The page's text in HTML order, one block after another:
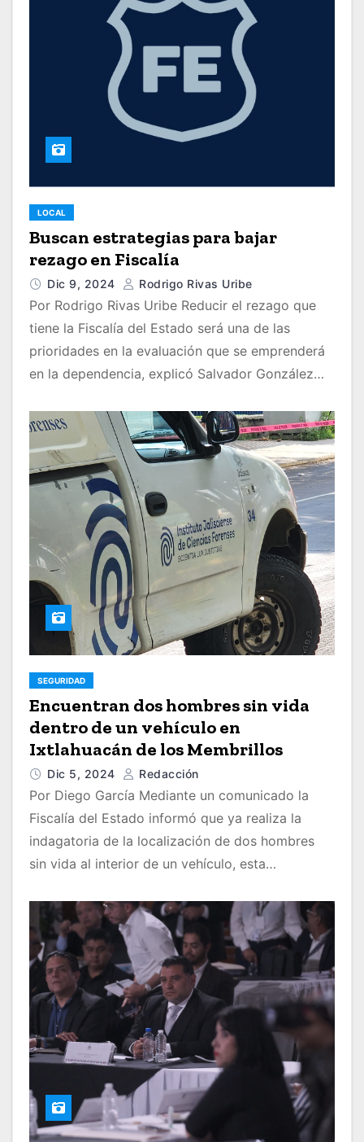
LOCAL
Buscan estrategias para bajar
rezago en Fiscalía
Dic 9, 2024 Rodrigo Rivas Uribe
Por Rodrigo Rivas Uribe Reducir el rezago que
tiene la Fiscalía del Estado será una de las
prioridades en la evaluación que se emprenderá
en la dependencia, explicó Salvador González…
SEGURIDAD
Encuentran dos hombres sin vida
dentro de un vehículo en
Ixtlahuacán de los Membrillos
Dic 5, 2024 Redacción
Por Diego García Mediante un comunicado la
Fiscalía del Estado informó que ya realiza la
indagatoria de la localización de dos hombres
sin vida al interior de un vehículo, esta…